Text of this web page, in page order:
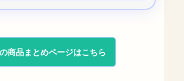
商品まとめページはこちら